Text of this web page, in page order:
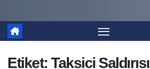
Etiket: Taksici Saldırısı